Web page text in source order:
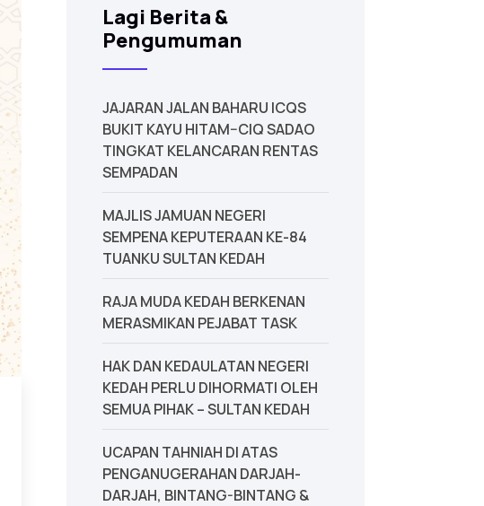
Lagi Berita &
Pengumuman
JAJARAN JALAN BAHARU ICQS
BUKIT KAYU HITAM–CIQ SADAO
TINGKAT KELANCARAN RENTAS
SEMPADAN
MAJLIS JAMUAN NEGERI
SEMPENA KEPUTERAAN KE-84
TUANKU SULTAN KEDAH
‎RAJA MUDA KEDAH BERKENAN
MERASMIKAN PEJABAT TASK
‎HAK DAN KEDAULATAN NEGERI
KEDAH PERLU DIHORMATI OLEH
SEMUA PIHAK – SULTAN KEDAH
UCAPAN TAHNIAH DI ATAS
PENGANUGERAHAN DARJAH-
DARJAH, BINTANG-BINTANG &